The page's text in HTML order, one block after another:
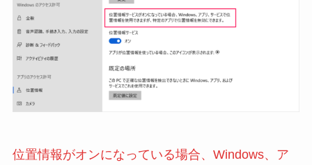
位置情報がオンになっている場合、Windows、ア